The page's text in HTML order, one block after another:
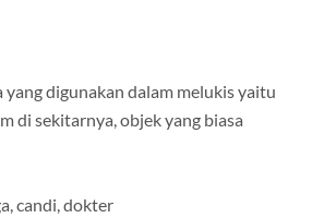
yang digunakan dalam melukis yaitu
di sekitarnya, objek yang biasa
candi, dokter